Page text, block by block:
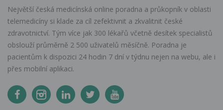
Největší česká medicínská online poradna a průkopník v oblasti
telemedicíny si klade za cíl zefektivnit a zkvalitnit české
zdravotnictví. Tým více jak 300 lékařů včetně desítek specialistů
obslouží průměrně 2 500 uživatelů měsíčně. Poradna je
pacientům k dispozici 24 hodin 7 dní v týdnu nejen na webu, ale i
přes mobilní aplikaci.